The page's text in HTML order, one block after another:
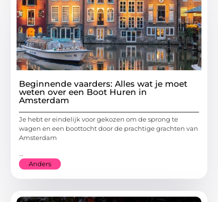
Beginnende vaarders: Alles wat je moet
weten over een Boot Huren in
Amsterdam
Je hebt er eindelijk voor gekozen om de sprong te
wagen en een boottocht door de prachtige grachten van
Amsterdam
...
Anders